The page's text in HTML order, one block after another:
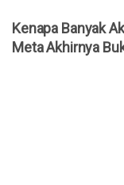
Kenapa Banyak
Meta Akhirnya